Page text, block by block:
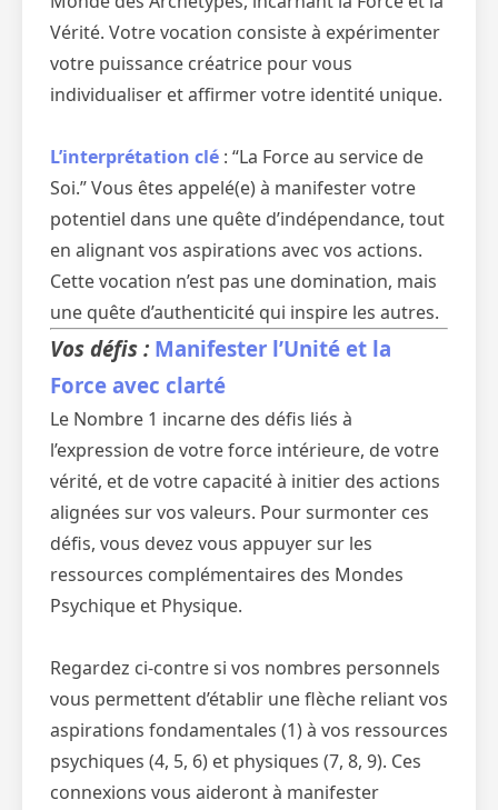
Vérité. Votre vocation consiste à expérimenter
votre puissance créatrice pour vous
individualiser et affirmer votre identité unique.
L’interprétation clé : “La Force au service de
Soi.” Vous êtes appelé(e) à manifester votre
potentiel dans une quête d’indépendance, tout
en alignant vos aspirations avec vos actions.
Cette vocation n’est pas une domination, mais
une quête d’authenticité qui inspire les autres.
Vos défis : Manifester l’Unité et la
Force avec clarté
Le Nombre 1 incarne des défis liés à
l’expression de votre force intérieure, de votre
vérité, et de votre capacité à initier des actions
alignées sur vos valeurs. Pour surmonter ces
défis, vous devez vous appuyer sur les
ressources complémentaires des Mondes
Psychique et Physique.
Regardez ci-contre si vos nombres personnels
vous permettent d’établir une flèche reliant vos
aspirations fondamentales (1) à vos ressources
psychiques (4, 5, 6) et physiques (7, 8, 9). Ces
connexions vous aideront à manifester